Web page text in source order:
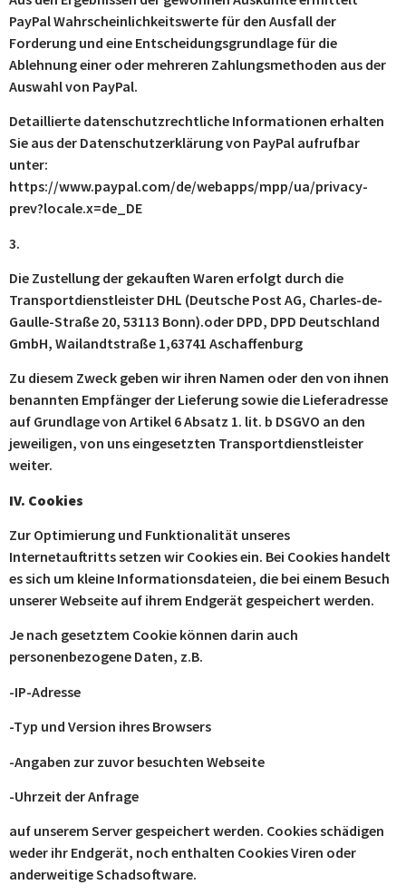
PayPal Wahrscheinlichkeitswerte für den Ausfall der
Forderung und eine Entscheidungsgrundlage für die
Ablehnung einer oder mehreren Zahlungsmethoden aus der
Auswahl von PayPal.
Detaillierte datenschutzrechtliche Informationen erhalten
Sie aus der Datenschutzerklärung von PayPal aufrufbar
unter:
https://www.paypal.com/de/webapps/mpp/ua/privacy-
prev?locale.x=de_DE
3.
Die Zustellung der gekauften Waren erfolgt durch die
Transportdienstleister DHL (Deutsche Post AG, Charles-de-
Gaulle-Straße 20, 53113 Bonn).oder DPD, DPD Deutschland
GmbH, Wailandtstraße 1,63741 Aschaffenburg
Zu diesem Zweck geben wir ihren Namen oder den von ihnen
benannten Empfänger der Lieferung sowie die Lieferadresse
auf Grundlage von Artikel 6 Absatz 1. lit. b DSGVO an den
jeweiligen, von uns eingesetzten Transportdienstleister
weiter.
IV. Cookies
Zur Optimierung und Funktionalität unseres
Internetauftritts setzen wir Cookies ein. Bei Cookies handelt
es sich um kleine Informationsdateien, die bei einem Besuch
unserer Webseite auf ihrem Endgerät gespeichert werden.
Je nach gesetztem Cookie können darin auch
personenbezogene Daten, z.B.
-IP-Adresse
-Typ und Version ihres Browsers
-Angaben zur zuvor besuchten Webseite
-Uhrzeit der Anfrage
auf unserem Server gespeichert werden. Cookies schädigen
weder ihr Endgerät, noch enthalten Cookies Viren oder
anderweitige Schadsoftware.